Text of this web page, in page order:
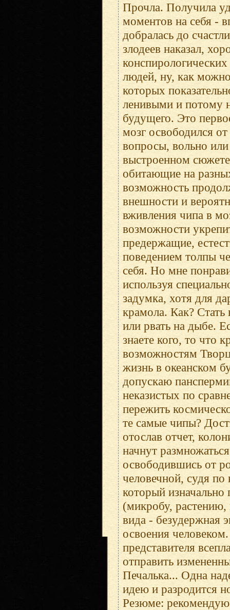
Прочла. Получила
моментов на себя -
добралась до
злодеев наказал,
людей, ну, как можно
которых
ленивыми и потому
будущего. Это
мозг освободился
вопросы, вольно
выстроенном
обитающие на
возможность
внешности и
вживления чипа в
возможности
предержащие,
поведением толпы
себя. Но мне
используя
задумка, хотя для
крамола. Как?
или рвать на дыбе.
знаете кого, то что
возможностям
жизнь в океанском
допускаю
неказистых по
пережить
те самые чипы?
отослав отчет,
начнут
освободившись от
человечной, судя
который
(микробу,
вида - безудержная
освоения
представителя
отправить
Печалька... Одна
идею и разродится
Резюме: рекомендую